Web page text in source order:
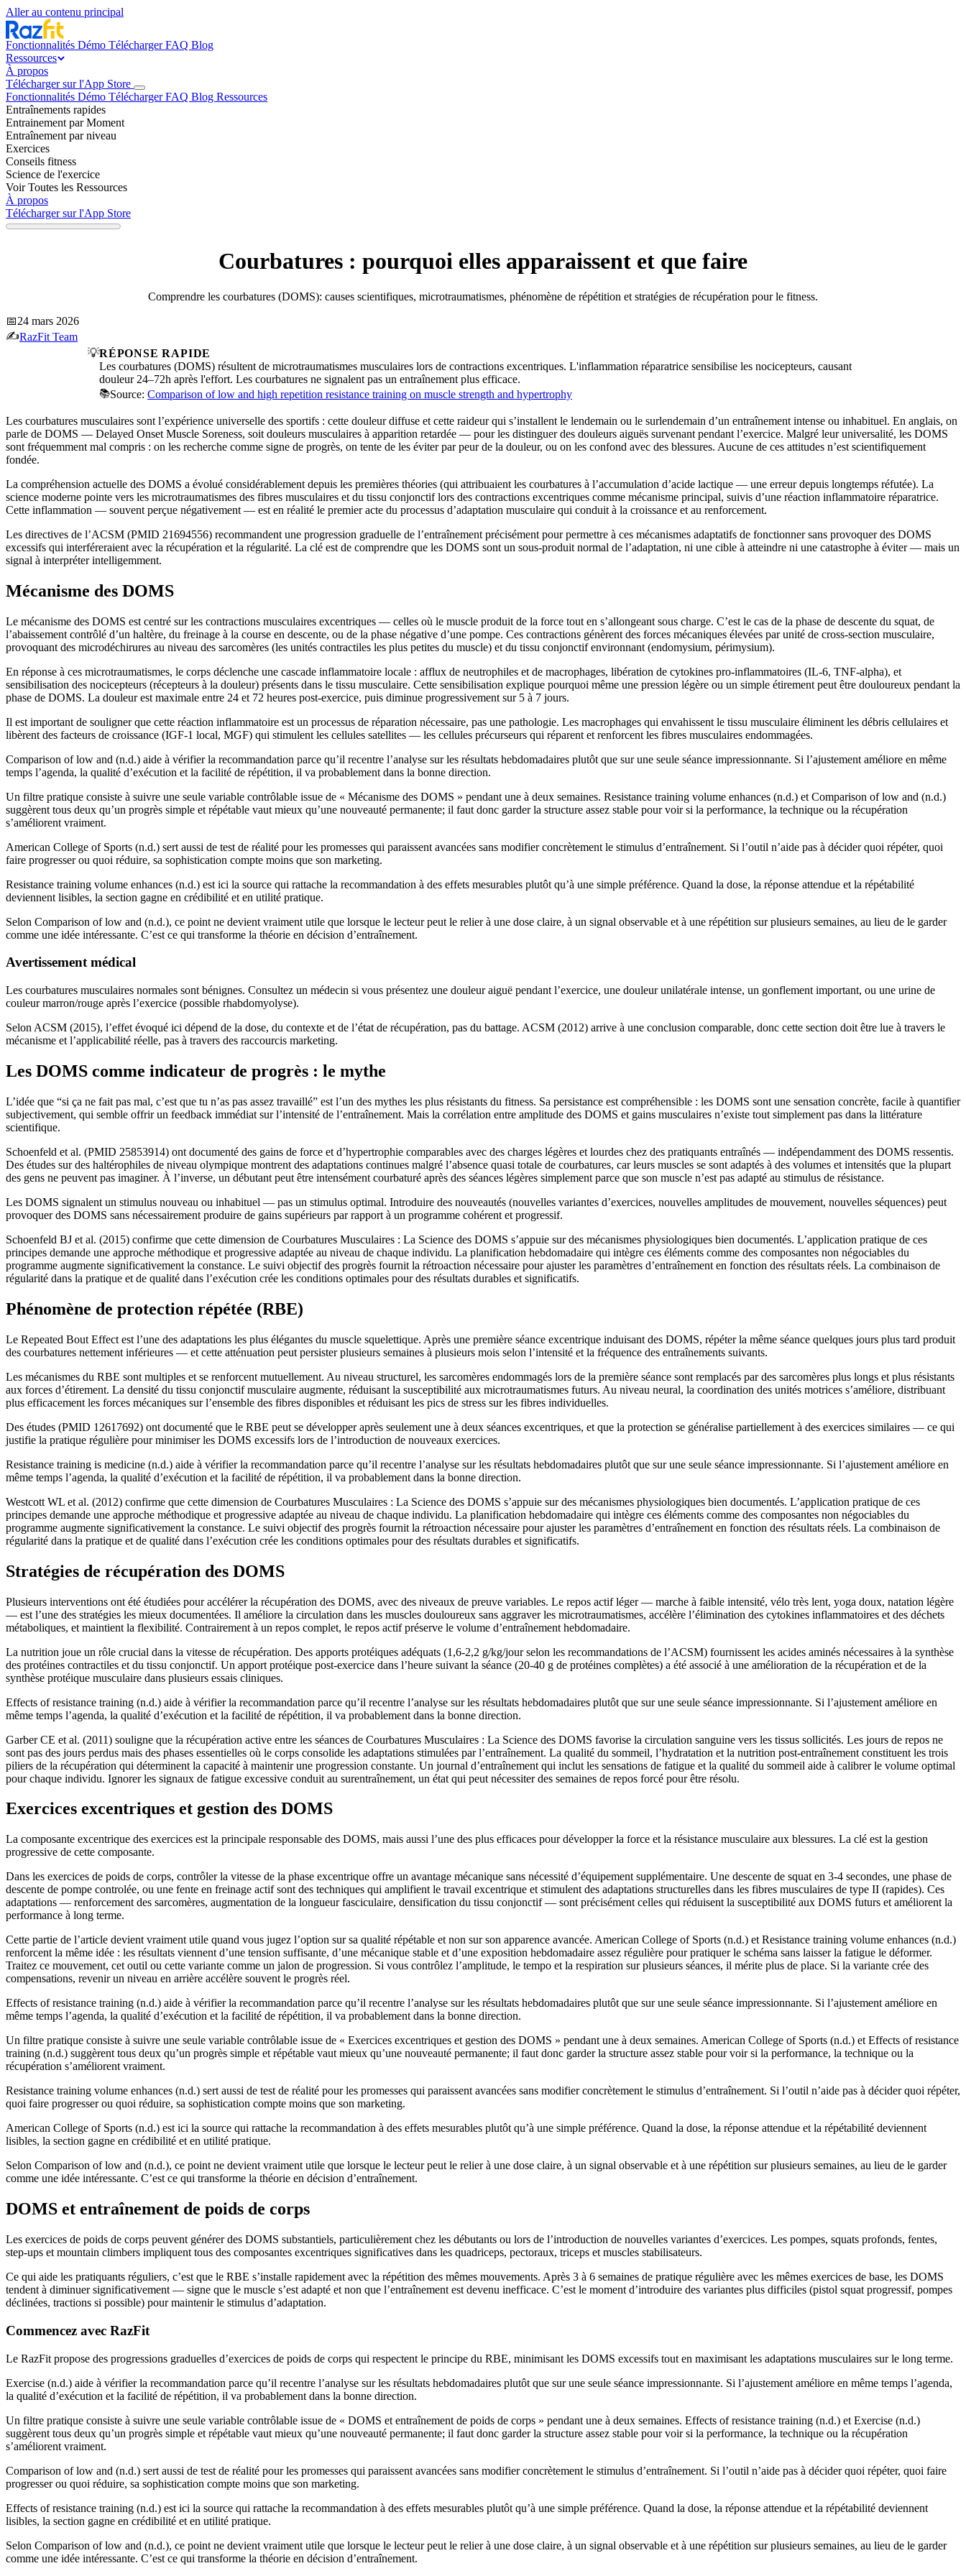
Aller au contenu principal
Fonctionnalités Démo TéléchargerFAQ Blog
Ressources
À propos
Télécharger sur l'App Store
Fonctionnalités Démo TéléchargerFAQ Blog Ressources
Entraînements rapides
Entrainement par Moment
Entraînement par niveau
Exercices
Conseils fitness
Science de l'exercice
Voir Toutes les Ressources
À propos
Télécharger sur l'App Store
Courbatures : pourquoi elles apparaissent et que faire
Comprendre les courbatures (DOMS): causes scientifiques, microtraumatismes, phénomène de répétition et stratégies de récupération pour le fitness.
📅24 mars 2026
✍️RazFit Team
💡RÉPONSE RAPIDE
Les courbatures (DOMS) résultent de microtraumatismes musculaires lors de contractions excentriques. L'inflammation réparatrice sensibilise les nocicepteurs, causant
douleur 24–72h après l'effort. Les courbatures ne signalent pas un entraînement plus efficace.
📚Source: Comparison of low and high repetition resistance training on muscle strength and hypertrophy
Les courbatures musculaires sont l’expérience universelle des sportifs : cette douleur diffuse et cette raideur qui s’installent le lendemain ou le surlendemain d’un entraînement intense ou inhabituel. En anglais, on
parle de DOMS — Delayed Onset Muscle Soreness, soit douleurs musculaires à apparition retardée — pour les distinguer des douleurs aiguës survenant pendant l’exercice. Malgré leur universalité, les DOMS
sont fréquemment mal compris : on les recherche comme signe de progrès, on tente de les éviter par peur de la douleur, ou on les confond avec des blessures. Aucune de ces attitudes n’est scientifiquement
fondée.
La compréhension actuelle des DOMS a évolué considérablement depuis les premières théories (qui attribuaient les courbatures à l’accumulation d’acide lactique — une erreur depuis longtemps réfutée). La
science moderne pointe vers les microtraumatismes des fibres musculaires et du tissu conjonctif lors des contractions excentriques comme mécanisme principal, suivis d’une réaction inflammatoire réparatrice.
Cette inflammation — souvent perçue négativement — est en réalité le premier acte du processus d’adaptation musculaire qui conduit à la croissance et au renforcement.
Les directives de l’ACSM (PMID 21694556) recommandent une progression graduelle de l’entraînement précisément pour permettre à ces mécanismes adaptatifs de fonctionner sans provoquer des DOMS
excessifs qui interféreraient avec la récupération et la régularité. La clé est de comprendre que les DOMS sont un sous-produit normal de l’adaptation, ni une cible à atteindre ni une catastrophe à éviter — mais un
signal à interpréter intelligemment.
Mécanisme des DOMS
Le mécanisme des DOMS est centré sur les contractions musculaires excentriques — celles où le muscle produit de la force tout en s’allongeant sous charge. C’est le cas de la phase de descente du squat, de
l’abaissement contrôlé d’un haltère, du freinage à la course en descente, ou de la phase négative d’une pompe. Ces contractions génèrent des forces mécaniques élevées par unité de cross-section musculaire,
provoquant des microdéchirures au niveau des sarcomères (les unités contractiles les plus petites du muscle) et du tissu conjonctif environnant (endomysium, périmysium).
En réponse à ces microtraumatismes, le corps déclenche une cascade inflammatoire locale : afflux de neutrophiles et de macrophages, libération de cytokines pro-inflammatoires (IL-6, TNF-alpha), et
sensibilisation des nocicepteurs (récepteurs à la douleur) présents dans le tissu musculaire. Cette sensibilisation explique pourquoi même une pression légère ou un simple étirement peut être douloureux pendant la
phase de DOMS. La douleur est maximale entre 24 et 72 heures post-exercice, puis diminue progressivement sur 5 à 7 jours.
Il est important de souligner que cette réaction inflammatoire est un processus de réparation nécessaire, pas une pathologie. Les macrophages qui envahissent le tissu musculaire éliminent les débris cellulaires et
libèrent des facteurs de croissance (IGF-1 local, MGF) qui stimulent les cellules satellites — les cellules précurseurs qui réparent et renforcent les fibres musculaires endommagées.
Comparison of low and (n.d.) aide à vérifier la recommandation parce qu’il recentre l’analyse sur les résultats hebdomadaires plutôt que sur une seule séance impressionnante. Si l’ajustement améliore en même
temps l’agenda, la qualité d’exécution et la facilité de répétition, il va probablement dans la bonne direction.
Un filtre pratique consiste à suivre une seule variable contrôlable issue de « Mécanisme des DOMS » pendant une à deux semaines. Resistance training volume enhances (n.d.) et Comparison of low and (n.d.)
suggèrent tous deux qu’un progrès simple et répétable vaut mieux qu’une nouveauté permanente; il faut donc garder la structure assez stable pour voir si la performance, la technique ou la récupération
s’améliorent vraiment.
American College of Sports (n.d.) sert aussi de test de réalité pour les promesses qui paraissent avancées sans modifier concrètement le stimulus d’entraînement. Si l’outil n’aide pas à décider quoi répéter, quoi
faire progresser ou quoi réduire, sa sophistication compte moins que son marketing.
Resistance training volume enhances (n.d.) est ici la source qui rattache la recommandation à des effets mesurables plutôt qu’à une simple préférence. Quand la dose, la réponse attendue et la répétabilité
deviennent lisibles, la section gagne en crédibilité et en utilité pratique.
Selon Comparison of low and (n.d.), ce point ne devient vraiment utile que lorsque le lecteur peut le relier à une dose claire, à un signal observable et à une répétition sur plusieurs semaines, au lieu de le garder
comme une idée intéressante. C’est ce qui transforme la théorie en décision d’entraînement.
Avertissement médical
Les courbatures musculaires normales sont bénignes. Consultez un médecin si vous présentez une douleur aiguë pendant l’exercice, une douleur unilatérale intense, un gonflement important, ou une urine de
couleur marron/rouge après l’exercice (possible rhabdomyolyse).
Selon ACSM (2015), l’effet évoqué ici dépend de la dose, du contexte et de l’état de récupération, pas du battage. ACSM (2012) arrive à une conclusion comparable, donc cette section doit être lue à travers le
mécanisme et l’applicabilité réelle, pas à travers des raccourcis marketing.
Les DOMS comme indicateur de progrès : le mythe
L’idée que “si ça ne fait pas mal, c’est que tu n’as pas assez travaillé” est l’un des mythes les plus résistants du fitness. Sa persistance est compréhensible : les DOMS sont une sensation concrète, facile à quantifier
subjectivement, qui semble offrir un feedback immédiat sur l’intensité de l’entraînement. Mais la corrélation entre amplitude des DOMS et gains musculaires n’existe tout simplement pas dans la littérature
scientifique.
Schoenfeld et al. (PMID 25853914) ont documenté des gains de force et d’hypertrophie comparables avec des charges légères et lourdes chez des pratiquants entraînés — indépendamment des DOMS ressentis.
Des études sur des haltérophiles de niveau olympique montrent des adaptations continues malgré l’absence quasi totale de courbatures, car leurs muscles se sont adaptés à des volumes et intensités que la plupart
des gens ne peuvent pas imaginer. À l’inverse, un débutant peut être intensément courbaturé après des séances légères simplement parce que son muscle n’est pas adapté au stimulus de résistance.
Les DOMS signalent un stimulus nouveau ou inhabituel — pas un stimulus optimal. Introduire des nouveautés (nouvelles variantes d’exercices, nouvelles amplitudes de mouvement, nouvelles séquences) peut
provoquer des DOMS sans nécessairement produire de gains supérieurs par rapport à un programme cohérent et progressif.
Schoenfeld BJ et al. (2015) confirme que cette dimension de Courbatures Musculaires : La Science des DOMS s’appuie sur des mécanismes physiologiques bien documentés. L’application pratique de ces
principes demande une approche méthodique et progressive adaptée au niveau de chaque individu. La planification hebdomadaire qui intègre ces éléments comme des composantes non négociables du
programme augmente significativement la constance. Le suivi objectif des progrès fournit la rétroaction nécessaire pour ajuster les paramètres d’entraînement en fonction des résultats réels. La combinaison de
régularité dans la pratique et de qualité dans l’exécution crée les conditions optimales pour des résultats durables et significatifs.
Phénomène de protection répétée (RBE)
Le Repeated Bout Effect est l’une des adaptations les plus élégantes du muscle squelettique. Après une première séance excentrique induisant des DOMS, répéter la même séance quelques jours plus tard produit
des courbatures nettement inférieures — et cette atténuation peut persister plusieurs semaines à plusieurs mois selon l’intensité et la fréquence des entraînements suivants.
Les mécanismes du RBE sont multiples et se renforcent mutuellement. Au niveau structurel, les sarcomères endommagés lors de la première séance sont remplacés par des sarcomères plus longs et plus résistants
aux forces d’étirement. La densité du tissu conjonctif musculaire augmente, réduisant la susceptibilité aux microtraumatismes futurs. Au niveau neural, la coordination des unités motrices s’améliore, distribuant
plus efficacement les forces mécaniques sur l’ensemble des fibres disponibles et réduisant les pics de stress sur les fibres individuelles.
Des études (PMID 12617692) ont documenté que le RBE peut se développer après seulement une à deux séances excentriques, et que la protection se généralise partiellement à des exercices similaires — ce qui
justifie la pratique régulière pour minimiser les DOMS excessifs lors de l’introduction de nouveaux exercices.
Resistance training is medicine (n.d.) aide à vérifier la recommandation parce qu’il recentre l’analyse sur les résultats hebdomadaires plutôt que sur une seule séance impressionnante. Si l’ajustement améliore en
même temps l’agenda, la qualité d’exécution et la facilité de répétition, il va probablement dans la bonne direction.
Westcott WL et al. (2012) confirme que cette dimension de Courbatures Musculaires : La Science des DOMS s’appuie sur des mécanismes physiologiques bien documentés. L’application pratique de ces
principes demande une approche méthodique et progressive adaptée au niveau de chaque individu. La planification hebdomadaire qui intègre ces éléments comme des composantes non négociables du
programme augmente significativement la constance. Le suivi objectif des progrès fournit la rétroaction nécessaire pour ajuster les paramètres d’entraînement en fonction des résultats réels. La combinaison de
régularité dans la pratique et de qualité dans l’exécution crée les conditions optimales pour des résultats durables et significatifs.
Stratégies de récupération des DOMS
Plusieurs interventions ont été étudiées pour accélérer la récupération des DOMS, avec des niveaux de preuve variables. Le repos actif léger — marche à faible intensité, vélo très lent, yoga doux, natation légère
— est l’une des stratégies les mieux documentées. Il améliore la circulation dans les muscles douloureux sans aggraver les microtraumatismes, accélère l’élimination des cytokines inflammatoires et des déchets
métaboliques, et maintient la flexibilité. Contrairement à un repos complet, le repos actif préserve le volume d’entraînement hebdomadaire.
La nutrition joue un rôle crucial dans la vitesse de récupération. Des apports protéiques adéquats (1,6-2,2 g/kg/jour selon les recommandations de l’ACSM) fournissent les acides aminés nécessaires à la synthèse
des protéines contractiles et du tissu conjonctif. Un apport protéique post-exercice dans l’heure suivant la séance (20-40 g de protéines complètes) a été associé à une amélioration de la récupération et de la
synthèse protéique musculaire dans plusieurs essais cliniques.
Effects of resistance training (n.d.) aide à vérifier la recommandation parce qu’il recentre l’analyse sur les résultats hebdomadaires plutôt que sur une seule séance impressionnante. Si l’ajustement améliore en
même temps l’agenda, la qualité d’exécution et la facilité de répétition, il va probablement dans la bonne direction.
Garber CE et al. (2011) souligne que la récupération active entre les séances de Courbatures Musculaires : La Science des DOMS favorise la circulation sanguine vers les tissus sollicités. Les jours de repos ne
sont pas des jours perdus mais des phases essentielles où le corps consolide les adaptations stimulées par l’entraînement. La qualité du sommeil, l’hydratation et la nutrition post-entraînement constituent les trois
piliers de la récupération qui déterminent la capacité à maintenir une progression constante. Un journal d’entraînement qui inclut les sensations de fatigue et la qualité du sommeil aide à calibrer le volume optimal
pour chaque individu. Ignorer les signaux de fatigue excessive conduit au surentraînement, un état qui peut nécessiter des semaines de repos forcé pour être résolu.
Exercices excentriques et gestion des DOMS
La composante excentrique des exercices est la principale responsable des DOMS, mais aussi l’une des plus efficaces pour développer la force et la résistance musculaire aux blessures. La clé est la gestion
progressive de cette composante.
Dans les exercices de poids de corps, contrôler la vitesse de la phase excentrique offre un avantage mécanique sans nécessité d’équipement supplémentaire. Une descente de squat en 3-4 secondes, une phase de
descente de pompe controlée, ou une fente en freinage actif sont des techniques qui amplifient le travail excentrique et stimulent des adaptations structurelles dans les fibres musculaires de type II (rapides). Ces
adaptations — renforcement des sarcomères, augmentation de la longueur fasciculaire, densification du tissu conjonctif — sont précisément celles qui réduisent la susceptibilité aux DOMS futurs et améliorent la
performance à long terme.
Cette partie de l’article devient vraiment utile quand vous jugez l’option sur sa qualité répétable et non sur son apparence avancée. American College of Sports (n.d.) et Resistance training volume enhances (n.d.)
renforcent la même idée : les résultats viennent d’une tension suffisante, d’une mécanique stable et d’une exposition hebdomadaire assez régulière pour pratiquer le schéma sans laisser la fatigue le déformer.
Traitez ce mouvement, cet outil ou cette variante comme un jalon de progression. Si vous contrôlez l’amplitude, le tempo et la respiration sur plusieurs séances, il mérite plus de place. Si la variante crée des
compensations, revenir un niveau en arrière accélère souvent le progrès réel.
Effects of resistance training (n.d.) aide à vérifier la recommandation parce qu’il recentre l’analyse sur les résultats hebdomadaires plutôt que sur une seule séance impressionnante. Si l’ajustement améliore en
même temps l’agenda, la qualité d’exécution et la facilité de répétition, il va probablement dans la bonne direction.
Un filtre pratique consiste à suivre une seule variable contrôlable issue de « Exercices excentriques et gestion des DOMS » pendant une à deux semaines. American College of Sports (n.d.) et Effects of resistance
training (n.d.) suggèrent tous deux qu’un progrès simple et répétable vaut mieux qu’une nouveauté permanente; il faut donc garder la structure assez stable pour voir si la performance, la technique ou la
récupération s’améliorent vraiment.
Resistance training volume enhances (n.d.) sert aussi de test de réalité pour les promesses qui paraissent avancées sans modifier concrètement le stimulus d’entraînement. Si l’outil n’aide pas à décider quoi répéter,
quoi faire progresser ou quoi réduire, sa sophistication compte moins que son marketing.
American College of Sports (n.d.) est ici la source qui rattache la recommandation à des effets mesurables plutôt qu’à une simple préférence. Quand la dose, la réponse attendue et la répétabilité deviennent
lisibles, la section gagne en crédibilité et en utilité pratique.
Selon Comparison of low and (n.d.), ce point ne devient vraiment utile que lorsque le lecteur peut le relier à une dose claire, à un signal observable et à une répétition sur plusieurs semaines, au lieu de le garder
comme une idée intéressante. C’est ce qui transforme la théorie en décision d’entraînement.
DOMS et entraînement de poids de corps
Les exercices de poids de corps peuvent générer des DOMS substantiels, particulièrement chez les débutants ou lors de l’introduction de nouvelles variantes d’exercices. Les pompes, squats profonds, fentes,
step-ups et mountain climbers impliquent tous des composantes excentriques significatives dans les quadriceps, pectoraux, triceps et muscles stabilisateurs.
Ce qui aide les pratiquants réguliers, c’est que le RBE s’installe rapidement avec la répétition des mêmes mouvements. Après 3 à 6 semaines de pratique régulière avec les mêmes exercices de base, les DOMS
tendent à diminuer significativement — signe que le muscle s’est adapté et non que l’entraînement est devenu inefficace. C’est le moment d’introduire des variantes plus difficiles (pistol squat progressif, pompes
déclinées, tractions si possible) pour maintenir le stimulus d’adaptation.
Commencez avec RazFit
Le RazFit propose des progressions graduelles d’exercices de poids de corps qui respectent le principe du RBE, minimisant les DOMS excessifs tout en maximisant les adaptations musculaires sur le long terme.
Exercise (n.d.) aide à vérifier la recommandation parce qu’il recentre l’analyse sur les résultats hebdomadaires plutôt que sur une seule séance impressionnante. Si l’ajustement améliore en même temps l’agenda,
la qualité d’exécution et la facilité de répétition, il va probablement dans la bonne direction.
Un filtre pratique consiste à suivre une seule variable contrôlable issue de « DOMS et entraînement de poids de corps » pendant une à deux semaines. Effects of resistance training (n.d.) et Exercise (n.d.)
suggèrent tous deux qu’un progrès simple et répétable vaut mieux qu’une nouveauté permanente; il faut donc garder la structure assez stable pour voir si la performance, la technique ou la récupération
s’améliorent vraiment.
Comparison of low and (n.d.) sert aussi de test de réalité pour les promesses qui paraissent avancées sans modifier concrètement le stimulus d’entraînement. Si l’outil n’aide pas à décider quoi répéter, quoi faire
progresser ou quoi réduire, sa sophistication compte moins que son marketing.
Effects of resistance training (n.d.) est ici la source qui rattache la recommandation à des effets mesurables plutôt qu’à une simple préférence. Quand la dose, la réponse attendue et la répétabilité deviennent
lisibles, la section gagne en crédibilité et en utilité pratique.
Selon Comparison of low and (n.d.), ce point ne devient vraiment utile que lorsque le lecteur peut le relier à une dose claire, à un signal observable et à une répétition sur plusieurs semaines, au lieu de le garder
comme une idée intéressante. C’est ce qui transforme la théorie en décision d’entraînement.